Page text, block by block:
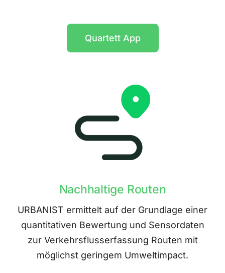
Quartett App
Nachhaltige Routen
URBANIST ermittelt auf der Grundlage einer
quantitativen Bewertung und Sensordaten
zur Verkehrsflusserfassung Routen mit
möglichst geringem Umweltimpact.